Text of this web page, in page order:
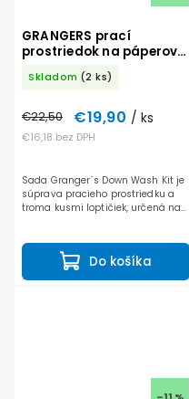
GRANGERS prací
prostriedok na páperové
výrobky - sada
Skladom (2 ks)
€16,18 bez DPH
€22,50 €19,90 / ks
Do košíka
Sada Granger´s Down Wash Kit je
súprava pracieho prostriedku a
troma kusmi loptičiek, určená na
vaky, či zateplovacie...